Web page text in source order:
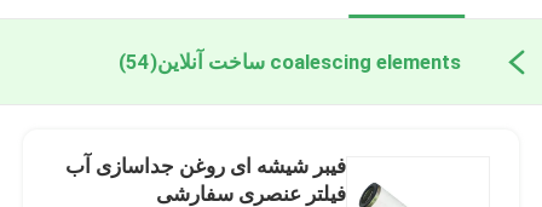
coalescing elements ساخت آنلاین (54)
فیبر شیشه ای روغن جداسازی آب
فیلتر عنصری سفارشی